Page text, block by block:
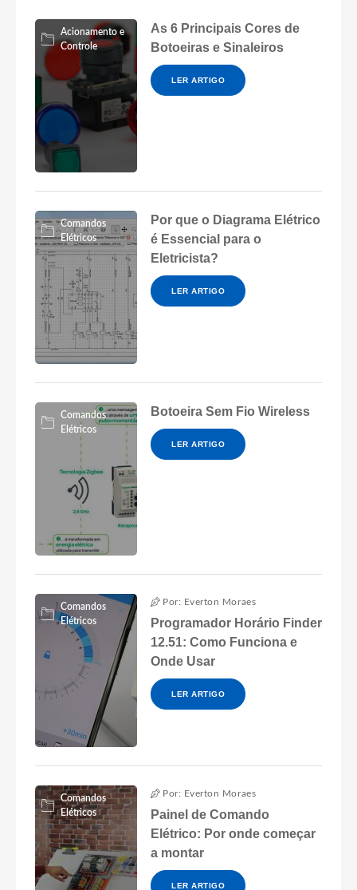
Acionamento e
Controle
As 6 Principais Cores de
Botoeiras e Sinaleiros
LER ARTIGO
Comandos
Elétricos
Por que o Diagrama Elétrico
é Essencial para o
Eletricista?
LER ARTIGO
Comandos
Elétricos
Botoeira Sem Fio Wireless
LER ARTIGO
Comandos
Elétricos
Por: Everton Moraes
Programador Horário Finder
12.51: Como Funciona e
Onde Usar
LER ARTIGO
Comandos
Elétricos
Por: Everton Moraes
Painel de Comando
Elétrico: Por onde começar
a montar
LER ARTIGO